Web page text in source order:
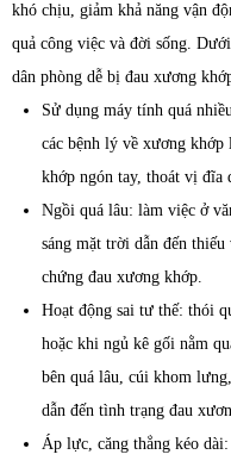
khó chịu, giảm khả năng vận
quả công việc và đời sống.
dân phòng dễ bị đau xương
Sử dụng máy tính quá
các bệnh lý về xương khớp
khớp ngón tay, thoát vị đĩa
Ngồi quá lâu: làm việc ở
sáng mặt trời dẫn đến
chứng đau xương khớp.
Hoạt động sai tư thế: thói
hoặc khi ngủ kê gối nằm
bên quá lâu, cúi khom
dẫn đến tình trạng đau
Áp lực, căng thẳng kéo